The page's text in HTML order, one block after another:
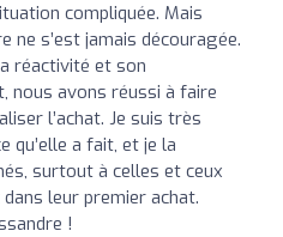
compliquée. Mais
ne s’est jamais découragée.
réactivité et son
nous avons réussi à faire
l’achat. Je suis très
qu’elle a fait, et je la
surtout à celles et ceux
leur premier achat.
!